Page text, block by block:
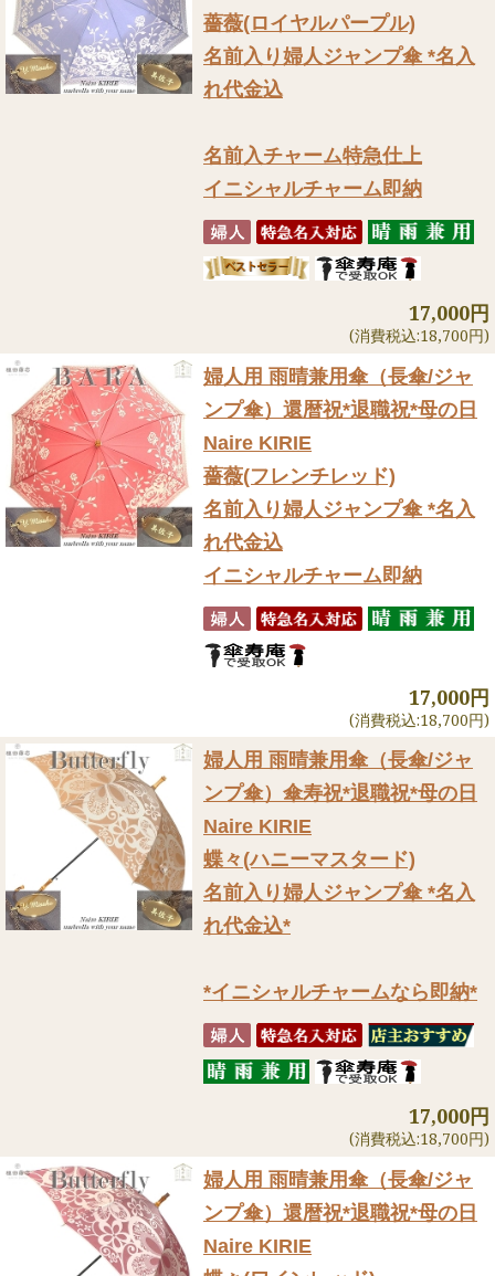
薔薇(ロイヤルパープル)
名前入り婦人ジャンプ傘 *名入
れ代金込
名前入チャーム特急仕上
イニシャルチャーム即納
17,000円
(消費税込:18,700円)
婦人用 雨晴兼用傘（長傘/ジャ
ンプ傘） 還暦祝*退職祝*母の日
Naire KIRIE
薔薇(フレンチレッド)
名前入り婦人ジャンプ傘 *名入
れ代金込
イニシャルチャーム即納
17,000円
(消費税込:18,700円)
婦人用 雨晴兼用傘（長傘/ジャ
ンプ傘） 傘寿祝*退職祝*母の日
Naire KIRIE
蝶々(ハニーマスタード)
名前入り婦人ジャンプ傘 *名入
れ代金込*
*イニシャルチャームなら即納*
17,000円
(消費税込:18,700円)
婦人用 雨晴兼用傘（長傘/ジャ
ンプ傘） 還暦祝*退職祝*母の日
Naire KIRIE